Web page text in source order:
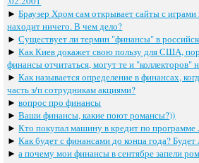
►Браузер Хром сам открывает сайты с
находит ничего. В чем дело?
►Существует ли термин "финансы" в
►Как Киев докажет свою пользу для США,
финансы отчитаться, могут те и "коллекторов"
►Как называется определение в финансах,
часть з/п сотрудникам акциями?
►вопрос про финансы
►Ваши финансы, какие поют романсы?))
►Кто покупал машину в кредит по
►Как будет с финансами до конца года? Будет
►а почему мои финансы в сентябре запели